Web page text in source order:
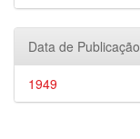
Data de Publicação
1949